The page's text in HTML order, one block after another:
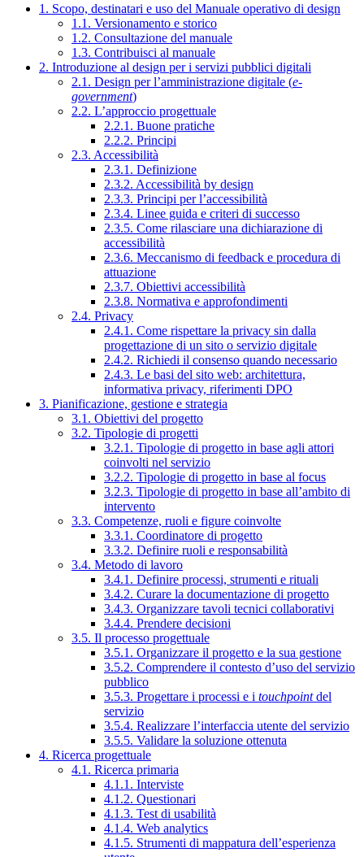
1. Scopo, destinatari e uso del Manuale operativo di design
1.1. Versionamento e storico
1.2. Consultazione del manuale
1.3. Contribuisci al manuale
2. Introduzione al design per i servizi pubblici digitali
2.1. Design per l’amministrazione digitale (e-
government)
2.2. L’approccio progettuale
2.2.1. Buone pratiche
2.2.2. Principi
2.3. Accessibilità
2.3.1. Definizione
2.3.2. Accessibilità by design
2.3.3. Principi per l’accessibilità
2.3.4. Linee guida e criteri di successo
2.3.5. Come rilasciare una dichiarazione di
accessibilità
2.3.6. Meccanismo di feedback e procedura di
attuazione
2.3.7. Obiettivi accessibilità
2.3.8. Normativa e approfondimenti
2.4. Privacy
2.4.1. Come rispettare la privacy sin dalla
progettazione di un sito o servizio digitale
2.4.2. Richiedi il consenso quando necessario
2.4.3. Le basi del sito web: architettura,
informativa privacy, riferimenti DPO
3. Pianificazione, gestione e strategia
3.1. Obiettivi del progetto
3.2. Tipologie di progetti
3.2.1. Tipologie di progetto in base agli attori
coinvolti nel servizio
3.2.2. Tipologie di progetto in base al focus
3.2.3. Tipologie di progetto in base all’ambito di
intervento
3.3. Competenze, ruoli e figure coinvolte
3.3.1. Coordinatore di progetto
3.3.2. Definire ruoli e responsabilità
3.4. Metodo di lavoro
3.4.1. Definire processi, strumenti e rituali
3.4.2. Curare la documentazione di progetto
3.4.3. Organizzare tavoli tecnici collaborativi
3.4.4. Prendere decisioni
3.5. Il processo progettuale
3.5.1. Organizzare il progetto e la sua gestione
3.5.2. Comprendere il contesto d’uso del servizio
pubblico
3.5.3. Progettare i processi e i touchpointdel
servizio
3.5.4. Realizzare l’interfaccia utente del servizio
3.5.5. Validare la soluzione ottenuta
4. Ricerca progettuale
4.1. Ricerca primaria
4.1.1. Interviste
4.1.2. Questionari
4.1.3. Test di usabilità
4.1.4. Web analytics
4.1.5. Strumenti di mappatura dell’esperienza